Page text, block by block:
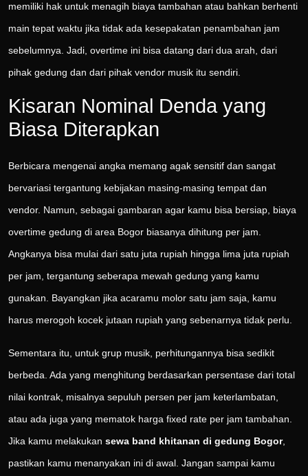
memiliki hak untuk menagih biaya tambahan atau bahkan berhenti
main tepat waktu jika tidak ada kesepakatan penambahan jam
sebelumnya. Jadi, overtime ini bisa datang dari dua arah, dari
pihak gedung dan dari pihak vendor musik itu sendiri.
Kisaran Nominal Denda yang
Biasa Diterapkan
Berbicara mengenai angka memang agak sensitif dan sangat
bervariasi tergantung kebijakan masing-masing tempat dan
vendor. Namun, sebagai gambaran agar kamu bisa bersiap, biaya
overtime gedung di area Bogor biasanya dihitung per jam.
Angkanya bisa mulai dari satu juta rupiah hingga lima juta rupiah
per jam, tergantung seberapa mewah gedung yang kamu
gunakan. Bayangkan jika acaramu molor satu jam saja, kamu
harus merogoh kocek jutaan rupiah yang sebenarnya tidak perlu.
Sementara itu, untuk grup musik, perhitungannya bisa sedikit
berbeda. Ada yang menghitung berdasarkan persentase dari total
nilai kontrak, misalnya sepuluh persen per jam keterlambatan,
atau ada juga yang mematok harga fixed rate per jam tambahan.
Jika kamu melakukan sewa band khitanan di gedung Bogor,
pastikan kamu menanyakan ini di awal. Jangan sampai kamu